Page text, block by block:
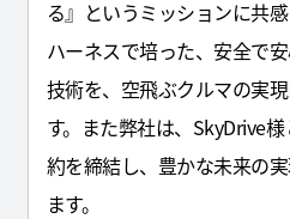
る』というミッションに共
ハーネスで培った、安全で
技術を、空飛ぶクルマの実
す。また弊社は、SkyDrive
約を締結し、豊かな未来の
ます。